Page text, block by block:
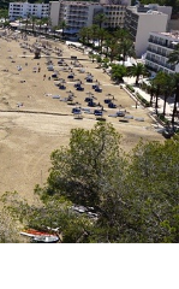
15:30
17:30
19:30
21:30
23:30